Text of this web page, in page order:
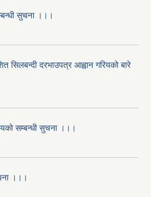
सुचना ।।।
सिलबन्दी दरभाउपत्र आह्वान गरियको बारे
सम्बन्धी सुचना ।।।
।।।